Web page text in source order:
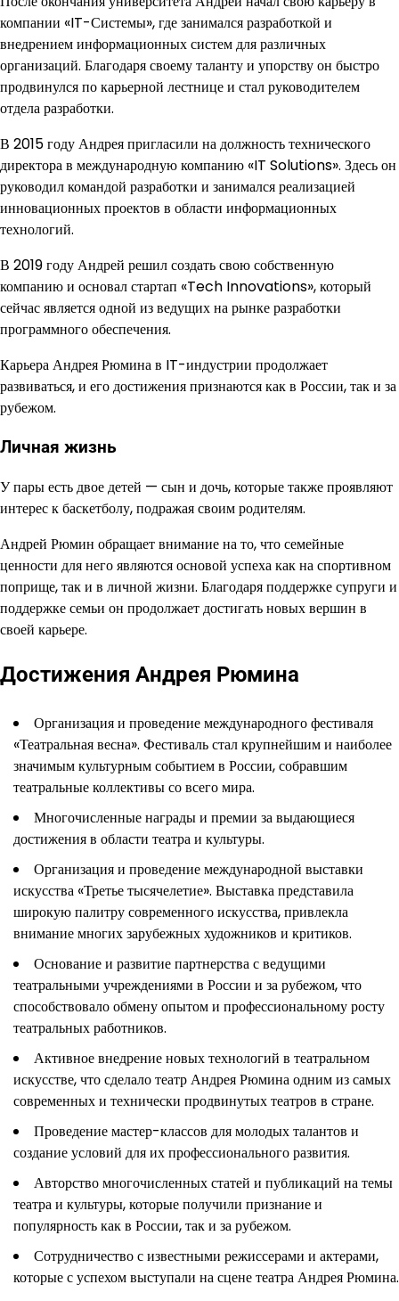
компании «IT-Системы», где занимался разработкой и
внедрением информационных систем для различных
организаций. Благодаря своему таланту и упорству он быстро
продвинулся по карьерной лестнице и стал руководителем
отдела разработки.
В 2015 году Андрея пригласили на должность технического
директора в международную компанию «IT Solutions». Здесь он
руководил командой разработки и занимался реализацией
инновационных проектов в области информационных
технологий.
В 2019 году Андрей решил создать свою собственную
компанию и основал стартап «Tech Innovations», который
сейчас является одной из ведущих на рынке разработки
программного обеспечения.
Карьера Андрея Рюмина в IT-индустрии продолжает
развиваться, и его достижения признаются как в России, так и за
рубежом.
Личная жизнь
У пары есть двое детей — сын и дочь, которые также проявляют
интерес к баскетболу, подражая своим родителям.
Андрей Рюмин обращает внимание на то, что семейные
ценности для него являются основой успеха как на спортивном
поприще, так и в личной жизни. Благодаря поддержке супруги и
поддержке семьи он продолжает достигать новых вершин в
своей карьере.
Достижения Андрея Рюмина
Организация и проведение международного фестиваля
«Театральная весна». Фестиваль стал крупнейшим и наиболее
значимым культурным событием в России, собравшим
театральные коллективы со всего мира.
Многочисленные награды и премии за выдающиеся
достижения в области театра и культуры.
Организация и проведение международной выставки
искусства «Третье тысячелетие». Выставка представила
широкую палитру современного искусства, привлекла
внимание многих зарубежных художников и критиков.
Основание и развитие партнерства с ведущими
театральными учреждениями в России и за рубежом, что
способствовало обмену опытом и профессиональному росту
театральных работников.
Активное внедрение новых технологий в театральном
искусстве, что сделало театр Андрея Рюмина одним из самых
современных и технически продвинутых театров в стране.
Проведение мастер-классов для молодых талантов и
создание условий для их профессионального развития.
Авторство многочисленных статей и публикаций на темы
театра и культуры, которые получили признание и
популярность как в России, так и за рубежом.
Сотрудничество с известными режиссерами и актерами,
которые с успехом выступали на сцене театра Андрея Рюмина.